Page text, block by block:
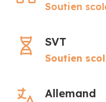
Soutien
SVT
Soutien
Allemand